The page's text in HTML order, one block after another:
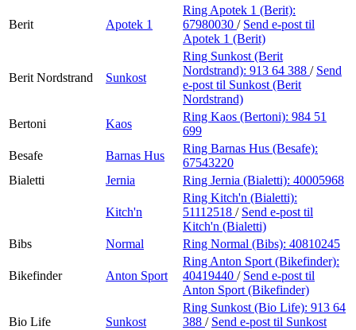
Berit Apotek 1
Ring Apotek 1 (Berit):
67980030 / Send e-post til
Apotek 1 (Berit)
Berit Nordstrand Sunkost
Ring Sunkost (Berit
Nordstrand): 913 64 388 / Send
e-post til Sunkost (Berit
Nordstrand)
Bertoni
Kaos
Ring Kaos (Bertoni): 984 51
699
Besafe
Barnas Hus
Ring Barnas Hus (Besafe):
67543220
Bialetti
Jernia Ring Jernia (Bialetti): 40005968
Kitch'n
Ring Kitch'n (Bialetti):
51112518 / Send e-post til
Kitch'n (Bialetti)
Bibs
Normal Ring Normal (Bibs): 40810245
Bikefinder Anton Sport
Ring Anton Sport (Bikefinder):
40419440 / Send e-post til
Anton Sport (Bikefinder)
Bio Life Sunkost
Ring Sunkost (Bio Life): 913 64
388 / Send e-post til Sunkost